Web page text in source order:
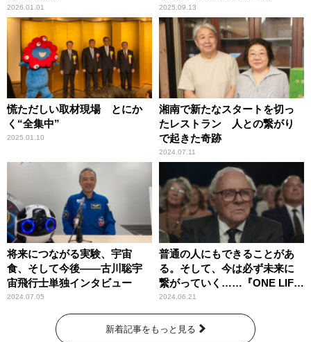
2026.01.01 2025.09.13
慌ただしい取材現場 とにか
く“全集中”
2025.01.10
湘南で新たなスタートを切っ
たレストラン 人との繋がり
で起きた奇跡
2024.07.11
将来につながる実験、宇宙
食、そして今後――古川聡宇
宙飛行士単独インタビュー
2024.07.05
普通の人にもできることがあ
る。そして、今は必ず未来に
繋がっていく……『ONE LIFE
奇跡が繋いだ6000の命』
2024.06.21
新着記事をもっと見る